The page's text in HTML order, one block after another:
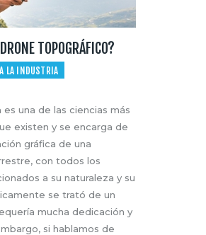
TOPOGRÁFICO?
LA INDUSTRIA
una de las ciencias más
existen y se encarga de
gráfica de una
con todos los
a su naturaleza y su
se trató de un
mucha dedicación y
si hablamos de